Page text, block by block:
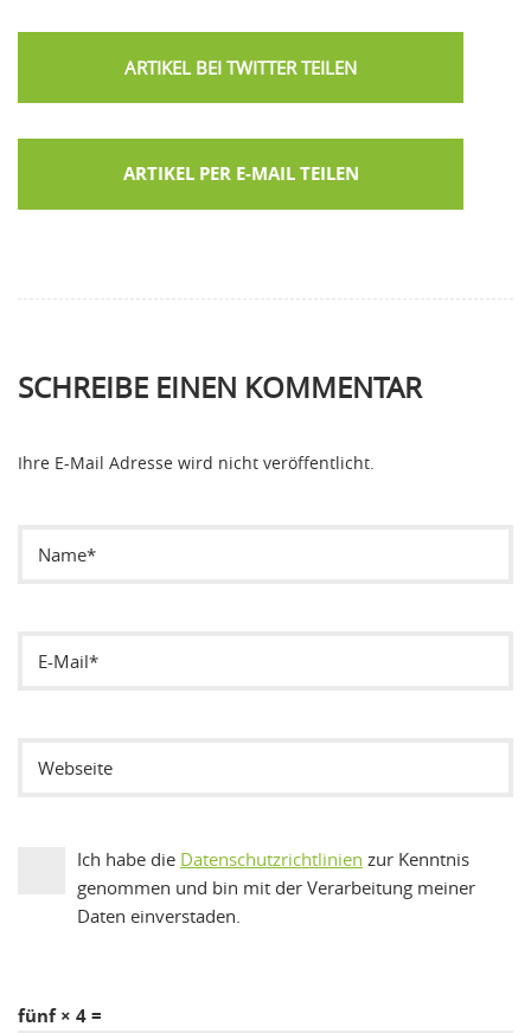
ARTIKEL PER E-MAIL TEILEN
SCHREIBE EINEN KOMMENTAR
Ihre E-Mail Adresse wird nicht veröffentlicht.
Ich habe die Datenschutzrichtlinien zur Kenntnis
genommen und bin mit der Verarbeitung meiner
Daten einverstaden.
fünf × 4 =